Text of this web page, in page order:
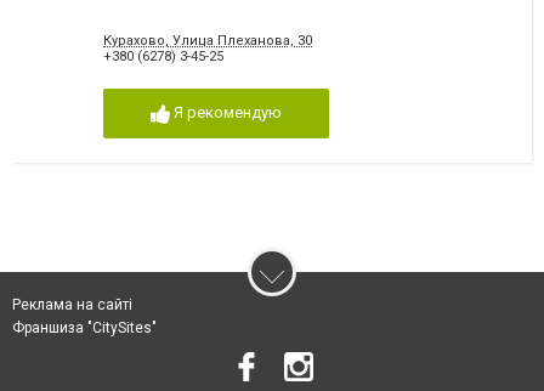
Курахово, Улица Плеханова, 30
+380 (6278) 3-45-25
Я рекомендую
Реклама на сайті
Франшиза "CitySites"